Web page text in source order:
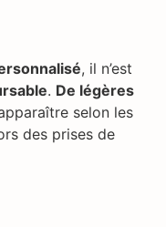
, il n’est
. De légères
selon les
des prises de